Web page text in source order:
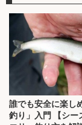
誰でも安全に楽し
釣り」入門 【シー